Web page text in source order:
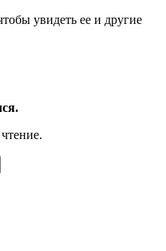
увидеть ее и другие